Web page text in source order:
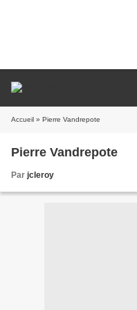
Accueil » Pierre Vandrepote
Pierre Vandrepote
Par jcleroy